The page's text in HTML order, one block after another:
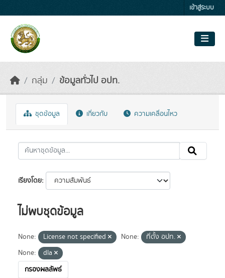
เข้าสู่ระบบ
กลุ่ม ข้อมูลทั่วไป อปท.
ชุดข้อมูล เกี่ยวกับ ความเคลื่อนไหว
เรียงโดย
ไม่พบชุดข้อมูล
None: License not specified None:
ที่ตั้ง อปท.
None:
dla
กรองผลลัพธ์